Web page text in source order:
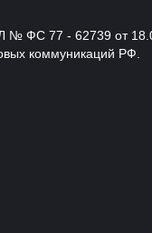
№ ФС 77 - 62739 от
коммуникаций РФ.